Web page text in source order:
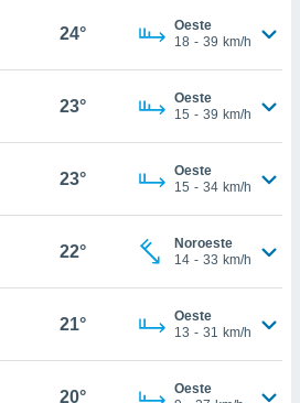
24°
Oeste
18 - 39 km/h
23°
Oeste
15 - 39 km/h
23°
Oeste
15 - 34 km/h
22°
Noroeste
14 - 33 km/h
21°
Oeste
13 - 31 km/h
20°
Oeste